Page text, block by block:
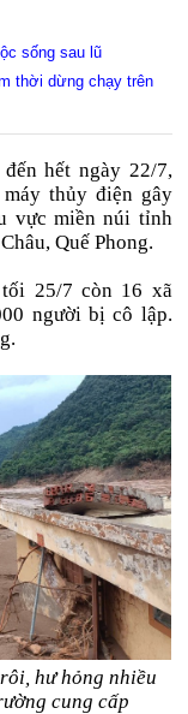
sống sau lũ
thời dừng chạy trên
hết ngày 22/7,
thủy điện gây
vực miền núi tỉnh
Quế Phong.
25/7 còn 16 xã
người bị cô lập.
hư hỏng nhiều
cung cấp